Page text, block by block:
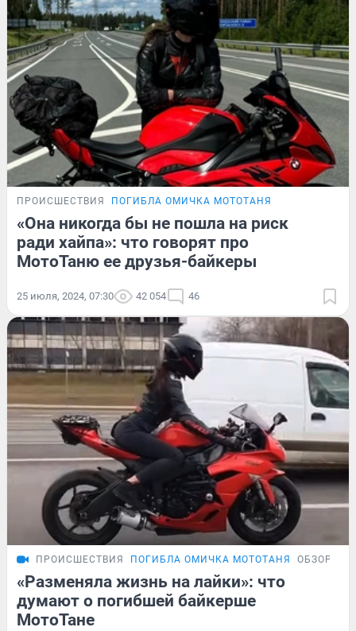
ПРОИСШЕСТВИЯ ПОГИБЛА ОМИЧКА МОТОТАНЯ
«Она никогда бы не пошла на риск
ради хайпа»: что говорят про
МотоТаню ее друзья-байкеры
25 июля, 2024, 07:30 42 054 46
ПРОИСШЕСТВИЯ ПОГИБЛА ОМИЧКА МОТОТАНЯ ОБЗОР
«Разменяла жизнь на лайки»: что
думают о погибшей байкерше
МотоТане